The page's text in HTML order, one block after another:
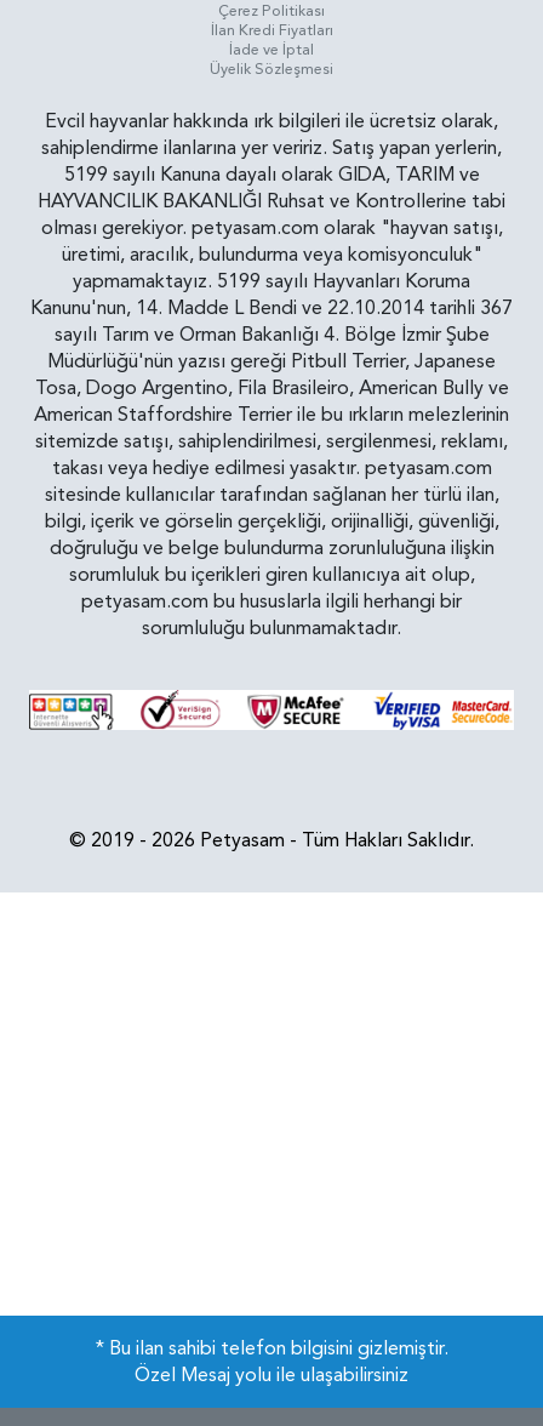
ÇerezlerSitemizi kullandığınız sürece çerez politikasını kabul etmiş
* Bu ilan sahibi telefon bilgisini gizlemiştir.
Özel Mesaj yolu ile ulaşabilirsiniz
Çerez Politikası
İlan Kredi Fiyatları
İade ve İptal
Üyelik Sözleşmesi
Evcil hayvanlar hakkında ırk bilgileri ile ücretsiz olarak,
sahiplendirme ilanlarına yer veririz. Satış yapan yerlerin,
5199 sayılı Kanuna dayalı olarak GIDA, TARIM ve
HAYVANCILIK BAKANLIĞI Ruhsat ve Kontrollerine tabi
olması gerekiyor. petyasam.com olarak "hayvan satışı,
üretimi, aracılık, bulundurma veya komisyonculuk"
yapmamaktayız. 5199 sayılı Hayvanları Koruma
Kanunu'nun, 14. Madde L Bendi ve 22.10.2014 tarihli 367
sayılı Tarım ve Orman Bakanlığı 4. Bölge İzmir Şube
Müdürlüğü'nün yazısı gereği Pitbull Terrier, Japanese
Tosa, Dogo Argentino, Fila Brasileiro, American Bully ve
American Staffordshire Terrier ile bu ırkların melezlerinin
sitemizde satışı, sahiplendirilmesi, sergilenmesi, reklamı,
takası veya hediye edilmesi yasaktır. petyasam.com
sitesinde kullanıcılar tarafından sağlanan her türlü ilan,
bilgi, içerik ve görselin gerçekliği, orijinalliği, güvenliği,
doğruluğu ve belge bulundurma zorunluluğuna ilişkin
sorumluluk bu içerikleri giren kullanıcıya ait olup,
petyasam.com bu hususlarla ilgili herhangi bir
sorumluluğu bulunmamaktadır.
© 2019 - 2026 Petyasam - Tüm Hakları Saklıdır.